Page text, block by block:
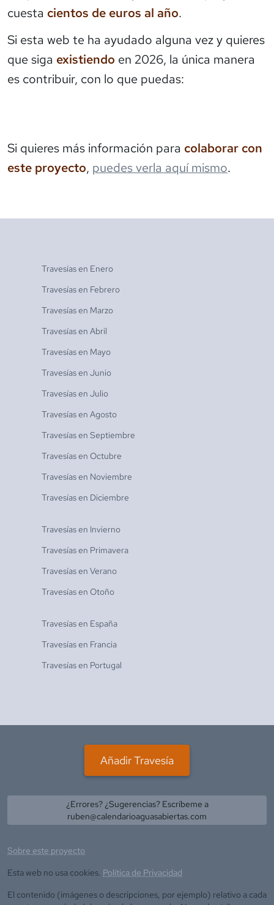
cuesta cientos de euros al año.
Si esta web te ha ayudado alguna vez y quieres
que siga existiendo en 2026, la única manera
es contribuir, con lo que puedas:
Si quieres más información para colaborar con
este proyecto, puedes verla aquí mismo.
Travesías en Enero
Travesías en Febrero
Travesías en Marzo
Travesías en Abril
Travesías en Mayo
Travesías en Junio
Travesías en Julio
Travesías en Agosto
Travesías en Septiembre
Travesías en Octubre
Travesías en Noviembre
Travesías en Diciembre
Travesías en Invierno
Travesías en Primavera
Travesías en Verano
Travesías en Otoño
Travesías en España
Travesías en Francia
Travesías en Portugal
Añadir Travesía
¿Errores? ¿Sugerencias? Escríbeme a
ruben@calendarioaguasabiertas.com
Sobre este proyecto
Esta web no usa cookies. Política de Privacidad
El contenido (imágenes o descripciones, por ejemplo) relativo a cada